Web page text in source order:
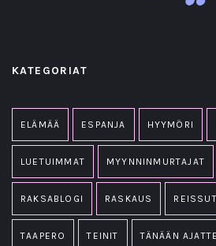
KATEGORIAT
ELÄMÄÄ ESPANJA HYYMÖRI
LUETUIMMAT MYYNNINMURTAJAT
RAKSABLOGI RASKAUS REISSUT
TAAPERO TEINIT TÄNÄÄN